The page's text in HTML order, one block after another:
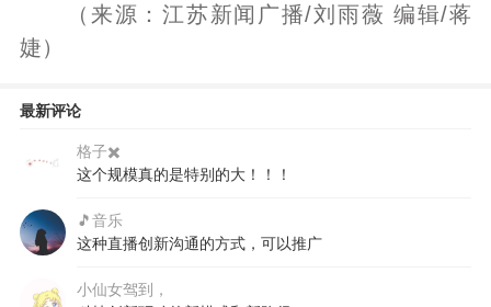
（来源：江苏新闻广播/刘雨薇 编辑/蒋
婕）
最新评论
格子✖️
这个规模真的是特别的大！！！
🎵音乐
这种直播创新沟通的方式，可以推广
小仙女驾到，